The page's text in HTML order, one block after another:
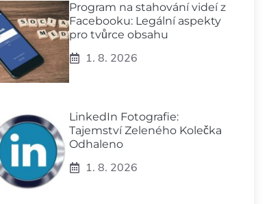
Program na stahování videí z
Facebooku: Legální aspekty
pro tvůrce obsahu
1. 8. 2026
LinkedIn Fotografie:
Tajemství Zeleného Kolečka
Odhaleno
1. 8. 2026